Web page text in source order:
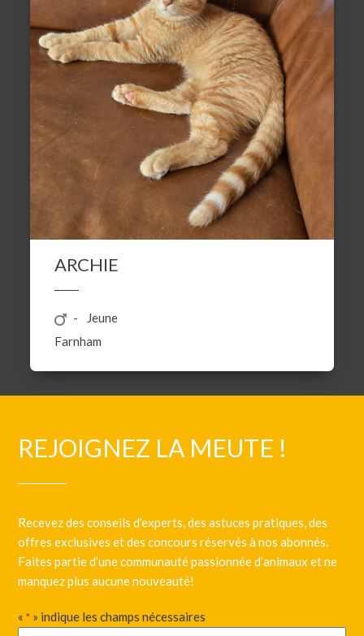
ARCHIE
Jeune
Farnham
REJOIGNEZ LA MEUTE !
Recevez des conseils d’experts, des astuces pratiques, des
offres exclusives et des concours réservés à nos abonnés.
Faites partie d’une communauté passionnée d’animaux et ne
manquez plus aucune nouveauté!
«* » indique les champs nécessaires